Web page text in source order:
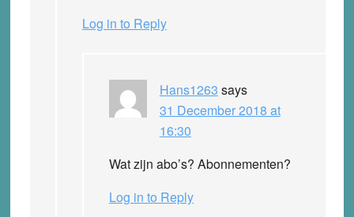
Log in to Reply
Hans1263 says
31 December 2018 at
16:30
Wat zijn abo’s? Abonnementen?
Log in to Reply